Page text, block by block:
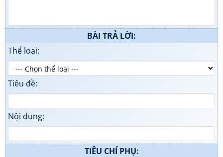
BÀI TRẢ LỜI:
Thể loại:
Tiêu đề:
Nội dung:
TIÊU CHÍ PHỤ: